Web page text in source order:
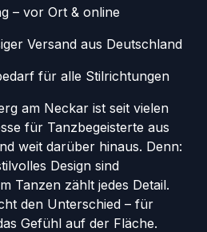
– vor Ort & online
Versand aus Deutschland
für alle Stilrichtungen
am Neckar ist seit vielen
für Tanzbegeisterte aus
weit darüber hinaus. Denn:
Design sind
Tanzen zählt jedes Detail.
den Unterschied – für
Gefühl auf der Fläche.